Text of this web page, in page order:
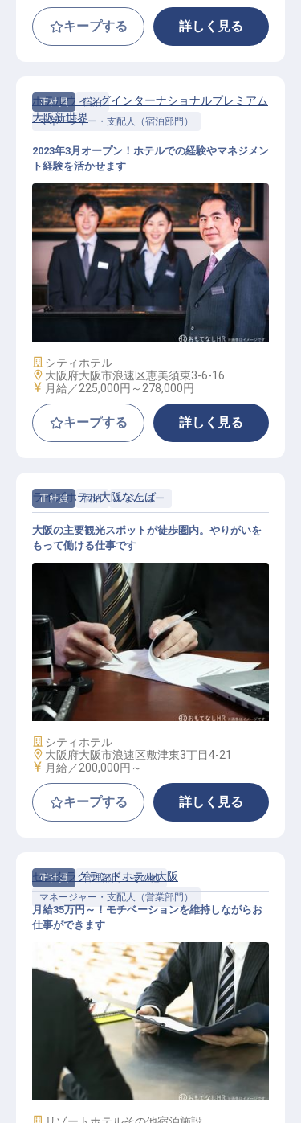
キープする 詳しく見る
正社員
宿泊
マネージャー・支配人（宿泊部門）
宿泊部門マネージャー
ホテルウィングインターナショナルプレミアム
大阪新世界
2023年3月オープン！ホテルでの経験やマネジメン
ト経験を活かせます
施設業態
シティホテル
勤務地
大阪府大阪市浪速区恵美須東3-6-16
給与
月給／225,000円～ 278,000円
キープする 詳しく見る
正社員 宿泊 レベニュー
レベニューマネジメント
ライズホテル大阪なんば
大阪の主要観光スポットが徒歩圏内。やりがいを
もって働ける仕事です
施設業態
シティホテル
勤務地
大阪府大阪市浪速区敷津東3丁目4-21
給与
月給／200,000円～
キープする 詳しく見る
正社員
管理部門・その他
マネージャー・支配人（営業部門）
法人セールスMGR
センタラグランドホテル大阪
月給35万円～！モチベーションを維持しながらお
仕事ができます
施設業態